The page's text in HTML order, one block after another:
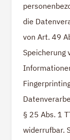
die
von Art. 49
Speicherung
§ 25 Abs. 1
widerrufbar.